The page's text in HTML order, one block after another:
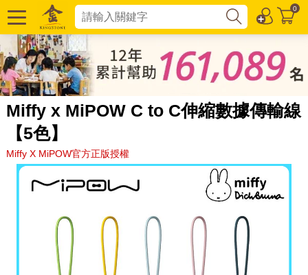
0
Miffy x MiPOW C to C伸縮數據傳輸線
【5色】
Miffy X MiPOW官方正版授權